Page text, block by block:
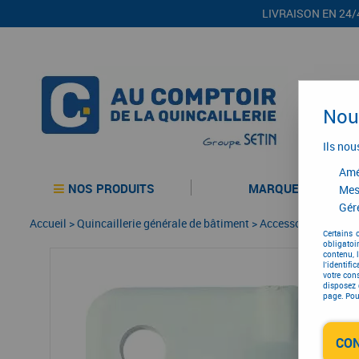
LIVRAISON EN 24/
NOS PRODUITS MARQUES
Accueil >Quincaillerie générale de bâtiment >Accessoires pour
Ils
Certains
contenu,
votre
disposez
page.